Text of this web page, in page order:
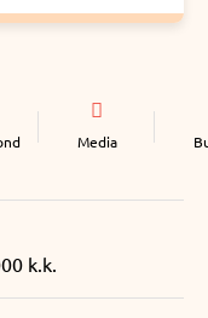
Media
k.k.